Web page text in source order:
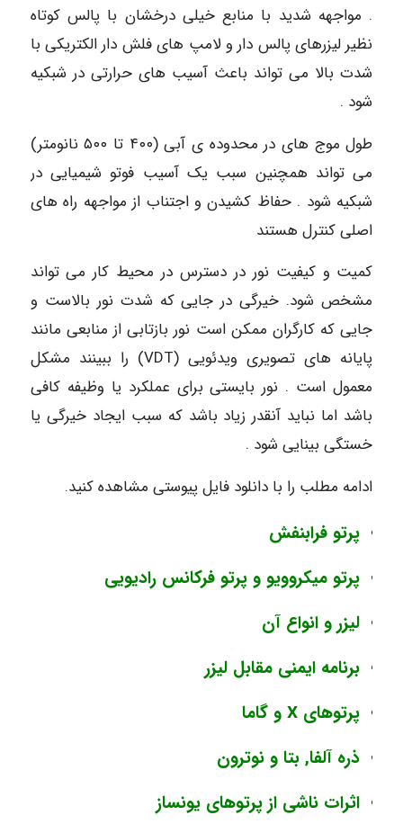
. مواجهه شدید با منابع خیلی درخشان با پالس کوتاه
نظیر لیزرهای پالس دار و لامپ های فلش دار الکتریکی با
شدت بالا می تواند باعث آسیب های حرارتی در شبکیه
شود .
طول موج های در محدوده ی آبی (۴۰۰ تا ۵۰۰ نانومتر)
می تواند همچنین سبب یک آسیب فوتو شیمیایی در
شبکیه شود . حفاظ کشیدن و اجتناب از مواجهه راه های
اصلی کنترل هستند
کمیت و کیفیت نور در دسترس در محیط کار می تواند
مشخص شود. خیرگی در جایی که شدت نور بالاست و
جایی که کارگران ممکن است نور بازتابی از منابعی مانند
پایانه های تصویری ویدئویی (VDT) را ببینند مشکل
معمول است . نور بایستی برای عملکرد یا وظیفه کافی
باشد اما نباید آنقدر زیاد باشد که سبب ایجاد خیرگی یا
خستگی بینایی شود .
ادامه مطلب را با دانلود فایل پیوستی مشاهده کنید.
پرتو فرابنفش
پرتو میکروویو و پرتو فرکانس رادیویی
لیزر و انواع آن
برنامه ایمنی مقابل لیزر
پرتوهای X و گاما
ذره آلفا, بتا و نوترون
اثرات ناشی از پرتوهای یونساز